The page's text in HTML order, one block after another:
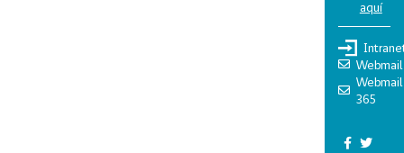
aquí
Webmail
Webmail
365